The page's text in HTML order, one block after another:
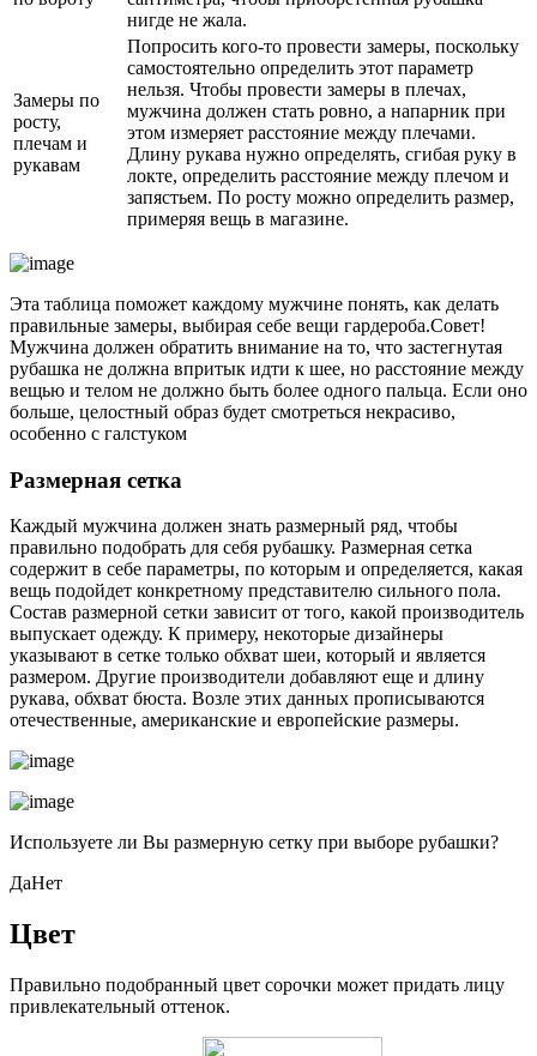
нигде не жала.
Замеры по
росту,
плечам и
рукавам
Попросить кого-то провести замеры, поскольку
самостоятельно определить этот параметр
нельзя. Чтобы провести замеры в плечах,
мужчина должен стать ровно, а напарник при
этом измеряет расстояние между плечами.
Длину рукава нужно определять, сгибая руку в
локте, определить расстояние между плечом и
запястьем. По росту можно определить размер,
примеряя вещь в магазине.
Эта таблица поможет каждому мужчине понять, как делать
правильные замеры, выбирая себе вещи гардероба.Совет!
Мужчина должен обратить внимание на то, что застегнутая
рубашка не должна впритык идти к шее, но расстояние между
вещью и телом не должно быть более одного пальца. Если оно
больше, целостный образ будет смотреться некрасиво,
особенно с галстуком
Размерная сетка
Каждый мужчина должен знать размерный ряд, чтобы
правильно подобрать для себя рубашку. Размерная сетка
содержит в себе параметры, по которым и определяется, какая
вещь подойдет конкретному представителю сильного пола.
Состав размерной сетки зависит от того, какой производитель
выпускает одежду. К примеру, некоторые дизайнеры
указывают в сетке только обхват шеи, который и является
размером. Другие производители добавляют еще и длину
рукава, обхват бюста. Возле этих данных прописываются
отечественные, американские и европейские размеры.
Используете ли Вы размерную сетку при выборе рубашки?
ДаНет
Цвет
Правильно подобранный цвет сорочки может придать лицу
привлекательный оттенок.